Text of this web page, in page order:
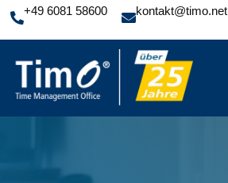
+49 6081 58600 kontakt@timo.net